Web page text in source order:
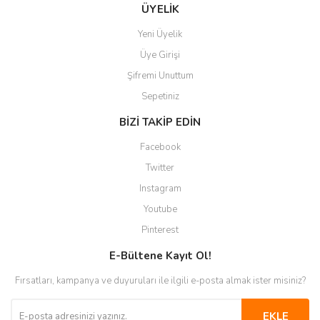
Gönder
ÜYELİK
Yeni Üyelik
Üye Girişi
Şifremi Unuttum
Sepetiniz
BİZİ TAKİP EDİN
Facebook
Twitter
Instagram
Youtube
Pinterest
E-Bültene Kayıt Ol!
Fırsatları, kampanya ve duyuruları ile ilgili e-posta almak ister misiniz?
EKLE